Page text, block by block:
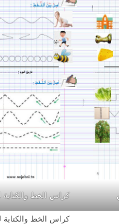
كراس الخط والكتابة
كراس الخط والكتابة